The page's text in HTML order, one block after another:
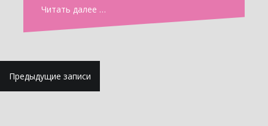
Читать далее …
Н
Предыдущие записи